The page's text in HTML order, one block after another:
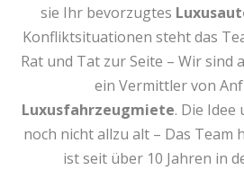
sie Ihr bevorzugtes
Konfliktsituationen steht das
Rat und Tat zur Seite – Wir sind
ein Vermittler von
Luxusfahrzeugmiete. Die
noch nicht allzu alt – Das Team
ist seit über 10 Jahren in